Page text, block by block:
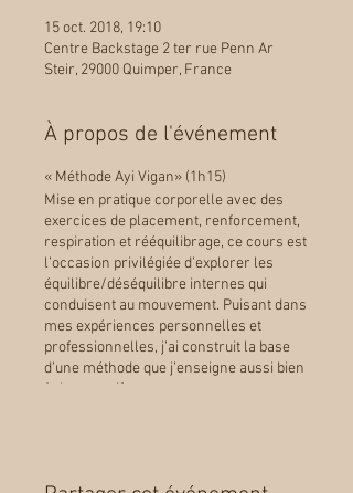
15 oct. 2018, 19:10
Centre Backstage 2 ter rue Penn Ar
Steir, 29000 Quimper, France
À propos de l'événement
« Méthode Ayi Vigan» (1h15)
Mise en pratique corporelle avec des
exercices de placement, renforcement,
respiration et rééquilibrage, ce cours est
l’occasion privilégiée d’explorer les
équilibre/déséquilibre internes qui
conduisent au mouvement. Puisant dans
mes expériences personnelles et
professionnelles, j’ai construit la base
d’une méthode que j’enseigne aussi bien
à des sportifs amateurs que